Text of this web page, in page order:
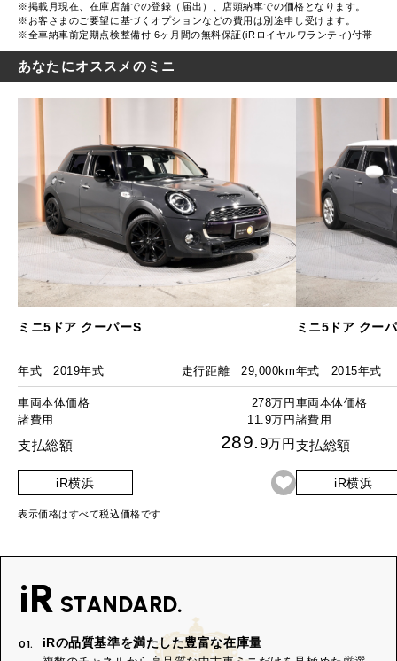
※掲載月現在、在庫店舗での登録（届出）、店頭納車での価格となります。
※お客さまのご要望に基づくオプションなどの費用は別途申し受けます。
※全車納車前定期点検整備付 6ヶ月間の無料保証(iRロイヤルワランティ)付帯
あなたにオススメのミニ
ミニ5ドア クーパーS
年式 2019年式 走行距離 29,000km
車両本体価格
278万円
諸費用
11.9万円
支払総額 289.9万円
iR横浜
ミニ5ドア クー
年式 2015年式
車両本体価格
諸費用
支払総額
iR横浜
表示価格はすべて税込価格です
iR STANDARD.
01. iRの品質基準を満たした豊富な在庫量